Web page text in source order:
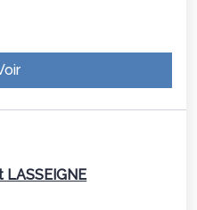
LASSEIGNE